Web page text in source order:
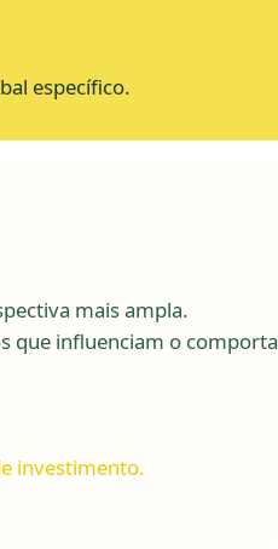
específico.
mais ampla.
que influenciam o
investimento.